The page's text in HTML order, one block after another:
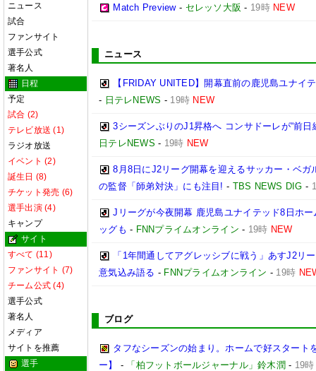
ニュース
試合
ファンサイト
選手公式
著名人
日程
予定
試合 (2)
テレビ放送 (1)
ラジオ放送
イベント (2)
誕生日 (8)
チケット発売 (6)
選手出演 (4)
キャンプ
サイト
すべて (11)
ファンサイト (7)
チーム公式 (4)
選手公式
著名人
メディア
サイトを推薦
選手
Match Preview- セレッソ大阪 - 19時 NEW
ニュース
【FRIDAY UNITED】開幕直前の鹿児島ユナイ
- 日テレNEWS - 19時 NEW
3シーズンぶりのJ1昇格へ コンサドーレが“前
日テレNEWS - 19時 NEW
8月8日にJ2リーグ開幕を迎えるサッカー・ベ
の監督「師弟対決」にも注目! - TBS NEWS DIG -
Jリーグが今夜開幕 鹿児島ユナイテッド8日ホ
ッグも - FNNプライムオンライン - 19時 NEW
「1年間通してアグレッシブに戦う」あすJ2リ
意気込み語る - FNNプライムオンライン - 19時
ブログ
タフなシーズンの始まり。ホームで好スター
ー】
- 「柏フットボールジャーナル」鈴木潤 - 19時